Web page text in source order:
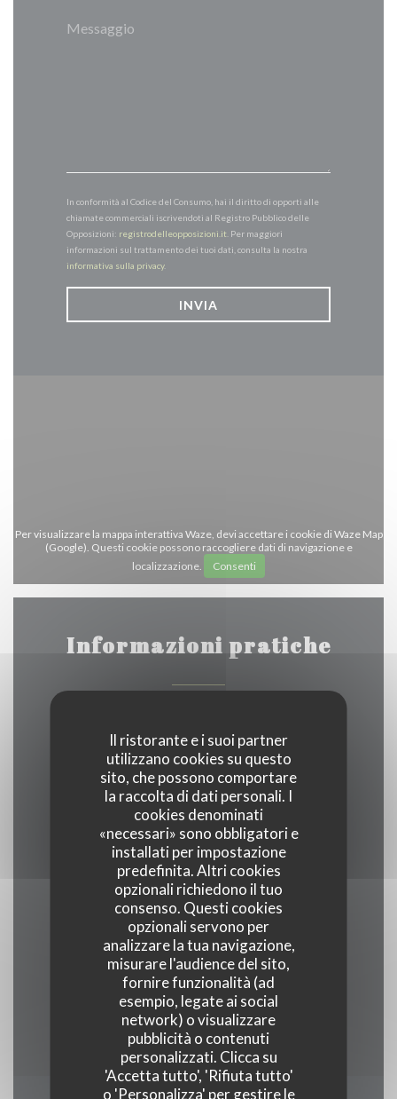
Il ristorante e i suoi partner
utilizzano cookies su questo
sito, che possono comportare
la raccolta di dati personali. I
cookies denominati
«necessari» sono obbligatori e
installati per impostazione
predefinita. Altri cookies
opzionali richiedono il tuo
consenso. Questi cookies
opzionali servono per
analizzare la tua navigazione,
misurare l'audience del sito,
fornire funzionalità (ad
esempio, legate ai social
network) o visualizzare
pubblicità o contenuti
personalizzati. Clicca su
'Accetta tutto', 'Rifiuta tutto'
o 'Personalizza' per gestire le
In conformità al Codice del Consumo, hai il diritto di opporti alle
chiamate commerciali iscrivendoti al Registro Pubblico delle
Opposizioni: registrodelleopposizioni.it . Per maggiori
informazioni sul trattamento dei tuoi dati, consulta la nostra
informativa sulla privacy.
Per visualizzare la mappa interattiva Waze, devi accettare i cookie di Waze Map
(Google). Questi cookie possono raccogliere dati di navigazione e
localizzazione.
Consenti
Informazioni pratiche
Francese, Bistronomique
Tipologia
Bistronomie
Servizi
Privatizzazione, Connessione wifi, Terrazza
riscaldata
Metodo di pagamento
Eurocard / Mastercard, Titoli Restaurant,
Contanti, Visa, Bancomat